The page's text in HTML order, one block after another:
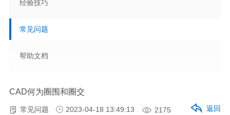
经验技巧
常见问题
帮助文档
CAD何为圈围和圈交
常见问题 2023-04-18 13:49:13 2175 返回